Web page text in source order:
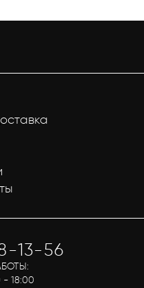
13-56
- 18:00